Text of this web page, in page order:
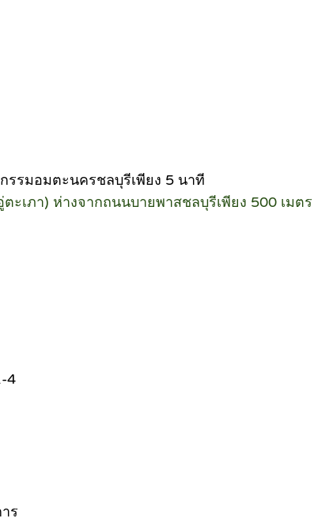
รรมอมตะนครชลบุรีเพียง 5 นาที
ะเภา) ห่างจากถนนบายพาสชลบุรีเพียง 500 เมต
4
ร